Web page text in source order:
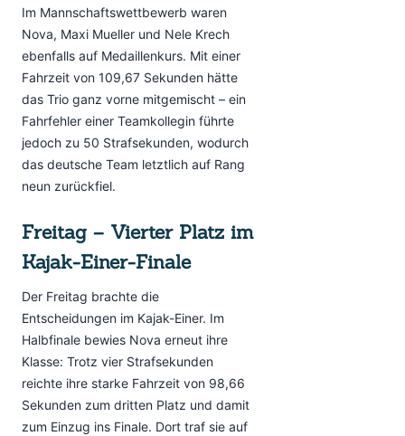
Im Mannschaftswettbewerb waren
Nova, Maxi Mueller und Nele Krech
ebenfalls auf Medaillenkurs. Mit einer
Fahrzeit von 109,67 Sekunden hätte
das Trio ganz vorne mitgemischt – ein
Fahrfehler einer Teamkollegin führte
jedoch zu 50 Strafsekunden, wodurch
das deutsche Team letztlich auf Rang
neun zurückfiel.
Freitag – Vierter Platz im
Kajak-Einer-Finale
Der Freitag brachte die
Entscheidungen im Kajak-Einer. Im
Halbfinale bewies Nova erneut ihre
Klasse: Trotz vier Strafsekunden
reichte ihre starke Fahrzeit von 98,66
Sekunden zum dritten Platz und damit
zum Einzug ins Finale. Dort traf sie auf